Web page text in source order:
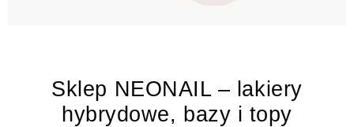
Sklep NEONAIL – lakiery
hybrydowe, bazy i topy